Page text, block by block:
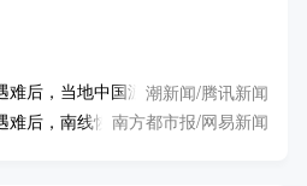
难后，当地中国游客：很多冰面都有裂
潮新闻/腾讯新闻
难后，南线恢复北线仍关闭
南方都市报/网易新闻